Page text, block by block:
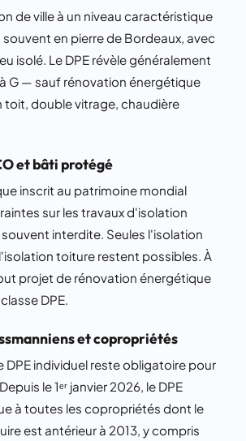
de ville à un niveau caractéristique
en pierre de Bordeaux, avec
isolé. Le DPE révèle généralement
G — sauf rénovation énergétique
toit, double vitrage, chaudière
et bâti protégé
inscrit au patrimoine mondial
sur les travaux d'isolation
souvent interdite. Seules l'isolation
toiture restent possibles. À
projet de rénovation énergétique
DPE.
et copropriétés
DPE individuel reste obligatoire pour
le 1ᵉʳ janvier 2026, le DPE
à toutes les copropriétés dont le
est antérieur à 2013, y compris